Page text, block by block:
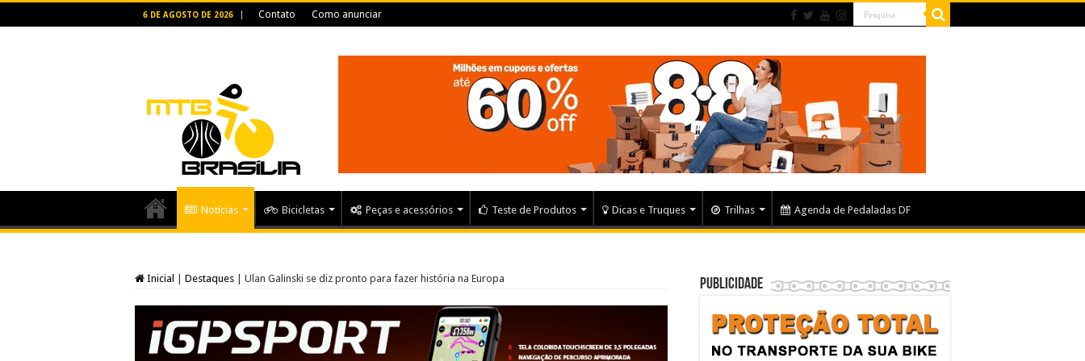
6 DE AGOSTO DE 2026 Contato Como anunciar
Notícias Bicicletas Peças e acessórios Teste de Produtos Dicas e Truques Trilhas Agenda de Pedaladas DF
Inicial Destaques Ulan Galinski se diz pronto para fazer história na Europa Publicidade